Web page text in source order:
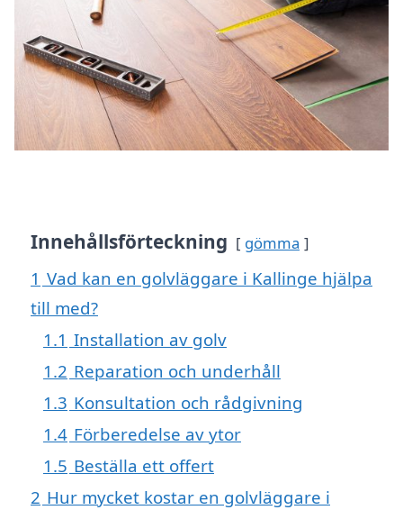
Innehållsförteckning gömma
1 Vad kan en golvläggare i Kallinge hjälpa
till med?
1.1 Installation av golv
1.2 Reparation och underhåll
1.3 Konsultation och rådgivning
1.4 Förberedelse av ytor
1.5 Beställa ett offert
2 Hur mycket kostar en golvläggare i